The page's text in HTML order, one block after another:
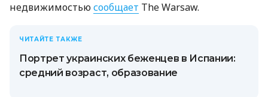
недвижимостьюсообщает The Warsaw.
ЧИТАЙТЕ ТАКЖЕ
Портрет украинских беженцев в Испании:
средний возраст, образование